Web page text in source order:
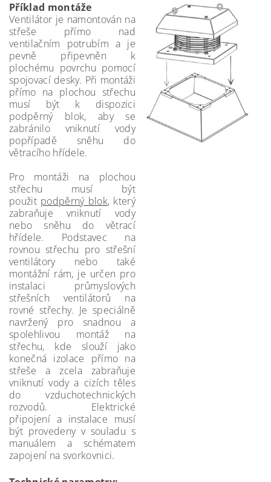
Příklad montáže
Ventilátor je namontován na
střeše přímo nad
ventilačním potrubím a je
pevně připevněn k
plochému povrchu pomocí
spojovací desky. Při montáži
přímo na plochou střechu
musí být k dispozici
podpěrný blok, aby se
zabránilo vniknutí vody
popřípadě sněhu do
větracího hřídele.
Pro montáži na plochou
střechu musí být
použit podpěrný blok, který
zabraňuje vniknutí vody
nebo sněhu do větrací
hřídele. Podstavec na
rovnou střechu pro střešní
ventilátory nebo také
montážní rám, je určen pro
instalaci průmyslových
střešních ventilátorů na
rovné střechy. Je speciálně
navržený pro snadnou a
spolehlivou montáž na
střechu, kde slouží jako
konečná izolace přímo na
střeše a zcela zabraňuje
vniknutí vody a cizích těles
do vzduchotechnických
rozvodů. Elektrické
připojení a instalace musí
být provedeny v souladu s
manuálem a schématem
zapojení na svorkovnici.